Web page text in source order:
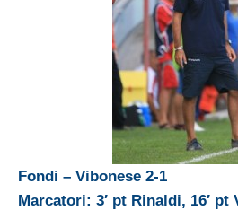
Fondi – Vibonese 2-1
Marcatori: 3′ pt Rinaldi, 16′ pt